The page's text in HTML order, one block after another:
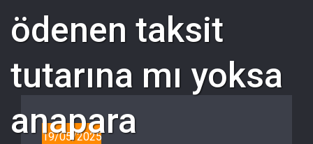
ödenen taksit
tutarına mı yoksa
anapara
19/05/2025